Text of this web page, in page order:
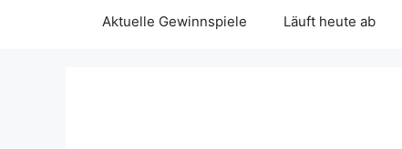
Aktuelle Gewinnspiele Läuft heute ab